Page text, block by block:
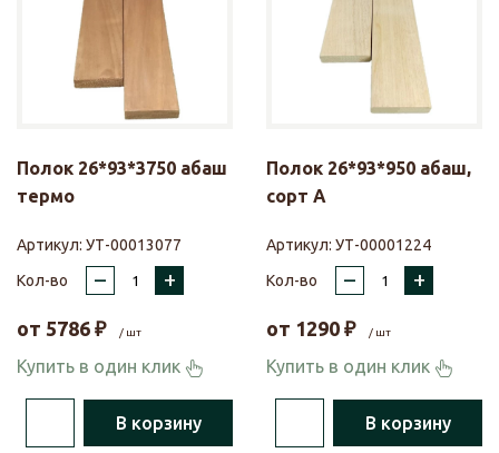
Полок 26*93*3750 абаш
термо
Артикул: УТ-00013077
Кол-во
– +
от 5786 ₽ / шт
Купить в один клик
В корзину
Полок 26*93*950 абаш,
сорт А
Артикул: УТ-00001224
Кол-во
– +
от 1290 ₽ / шт
Купить в один клик
В корзину